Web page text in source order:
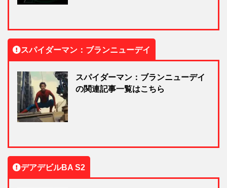
スパイダーマン：ブランニューデイ
スパイダーマン：ブランニューデイ
の関連記事一覧はこちら
デアデビルBA S2